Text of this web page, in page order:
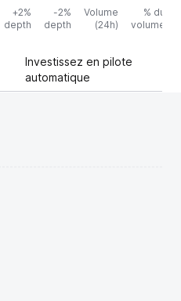
+2%
depth
-2%
depth
Volume
(24h)
% du
volume
Investissez en pilote
automatique